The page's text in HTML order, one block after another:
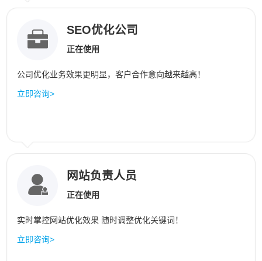
SEO优化公司
正在使用
公司优化业务效果更明显，客户合作意向越来越高！
立即咨询>
网站负责人员
正在使用
实时掌控网站优化效果 随时调整优化关键词！
立即咨询>